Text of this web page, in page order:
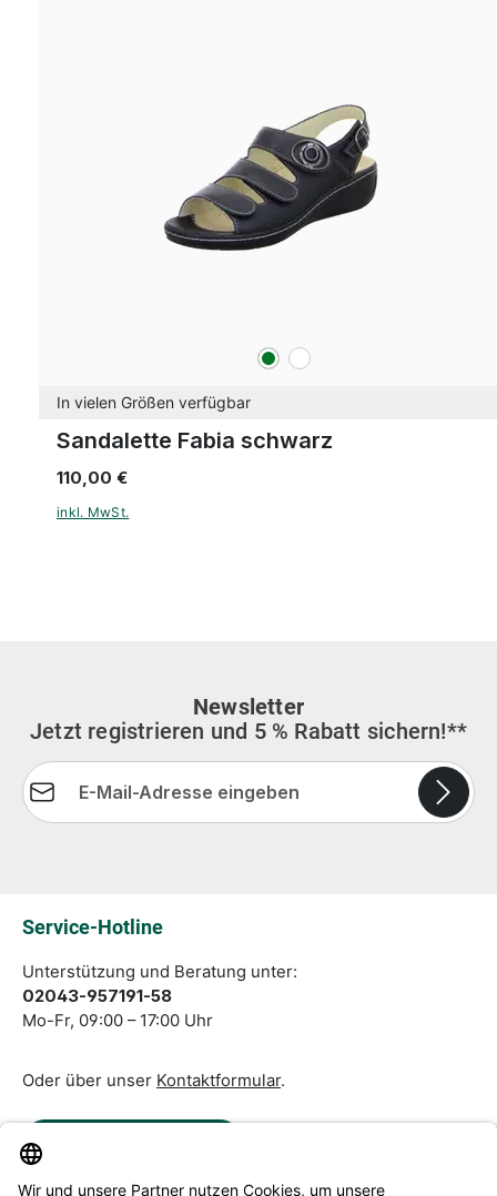
grünweiß
In vielen Größen verfügbar
Sandalette Fabia schwarz
110,00 €
inkl. MwSt.
Newsletter
Jetzt registrieren und 5 % Rabatt sichern!**
E-Mail-Adresse*
Service-Hotline
Unterstützung und Beratung unter:
02043-957191-58
Mo-Fr, 09:00 – 17:00 Uhr
Oder über unser Kontaktformular.